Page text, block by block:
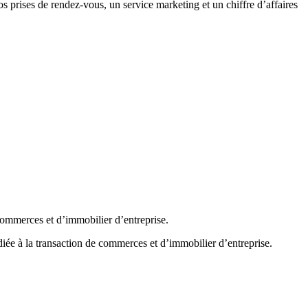
prises de rendez-vous, un service marketing et un chiffre dʼaffaires
et d’immobilier d’entreprise.
à la transaction de commerces et d’immobilier d’entreprise.